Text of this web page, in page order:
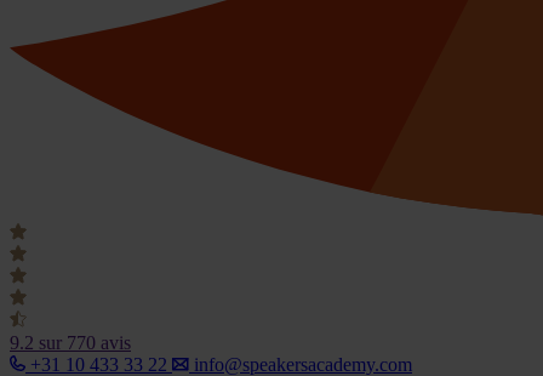
9.2 sur 770 avis
+31 10 433 33 22
info@speakersacademy.com